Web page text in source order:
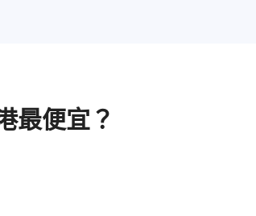
最便宜？